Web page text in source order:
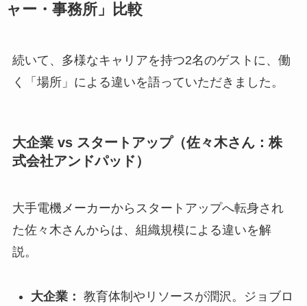
ャー・事務所」比較
続いて、多様なキャリアを持つ2名のゲストに、働
く「場所」による違いを語っていただきました。
大企業 vs スタートアップ（佐々木さん：株
式会社アンドパッド）
大手電機メーカーからスタートアップへ転身され
た佐々木さんからは、組織規模による違いを解
説。
大企業： 教育体制やリソースが潤沢。ジョブロ